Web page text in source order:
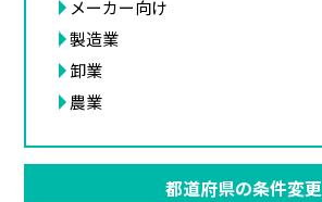
メーカー向け
製造業
卸業
農業
都道府県の条件変更